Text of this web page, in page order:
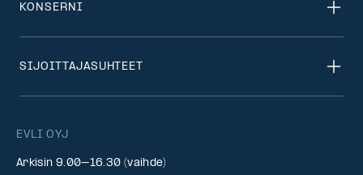
EVLI OYJ
Arkisin 9.00–16.30 (vaihde)
KONSERNI
SIJOITTAJASUHTEET